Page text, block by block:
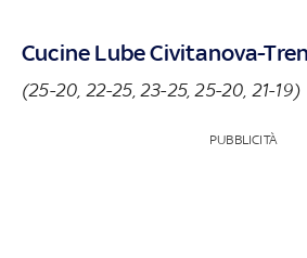
Cucine Lube Civitanova-
(25-20, 22-25, 23-25, 25-20, 21-19)
PUBBLICITÀ